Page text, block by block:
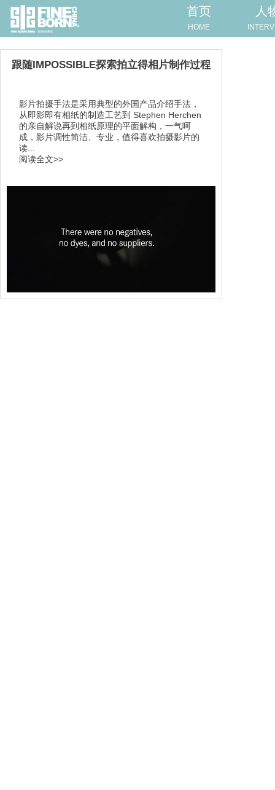
首页
HOME
人
跟随IMPOSSIBLE探索拍立得相片制作过程
影片拍摄手法是采用典型的外国产品介绍手法，
从即影即有相纸的制造工艺到 Stephen Herchen
的亲自解说再到相纸原理的平面解构，一气呵
成，影片调性简洁、专业，值得喜欢拍摄影片的
读...
阅读全文>>